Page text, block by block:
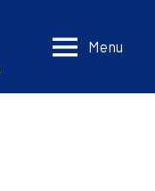
Menu